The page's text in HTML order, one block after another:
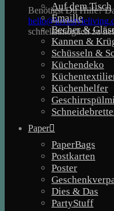
Benötigst Du Hilfe?
schnellstmöglich zu
Auf dem Tisch
Emaille
Becher &
Kannen &
Schüsseln &
Küchendeko
Küchenhelfer
Paper
PaperBags
Postkarten
Poster
Dies & Das
PartyStuff